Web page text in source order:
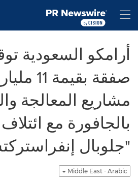
أرامكو السعودية
صفقة
مشاريع المعالجة
بالجافورة مع
"جلوبال
Middle East - Arabic